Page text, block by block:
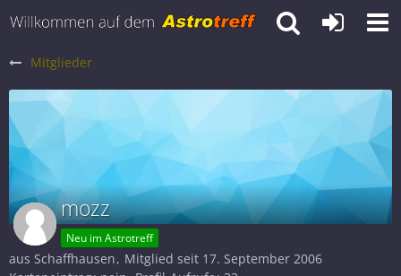
Mitglieder
mozz
Neu im Astrotreff
aus Schaffhausen
Mitglied seit 17. September 2006